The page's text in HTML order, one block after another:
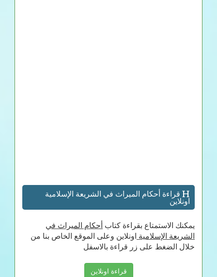
قراءة أحكام الميراث في الشريعة الإسلامية
اونلاين
يمكنك الاستمتاع بقراءة كتاب أحكام الميراث في
الشريعة الإسلامية اونلاين وعلى الموقع الخاص بنا من
خلال الضغط على زر قراءة بالاسفل
قراءة اونلاين